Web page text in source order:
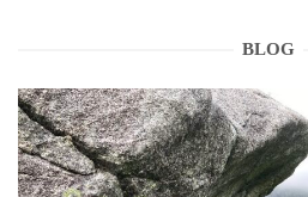
BLOG